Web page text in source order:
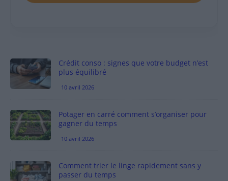
Crédit conso : signes que votre budget n’est
plus équilibré
10 avril 2026
Potager en carré comment s’organiser pour
gagner du temps
10 avril 2026
Comment trier le linge rapidement sans y
passer du temps